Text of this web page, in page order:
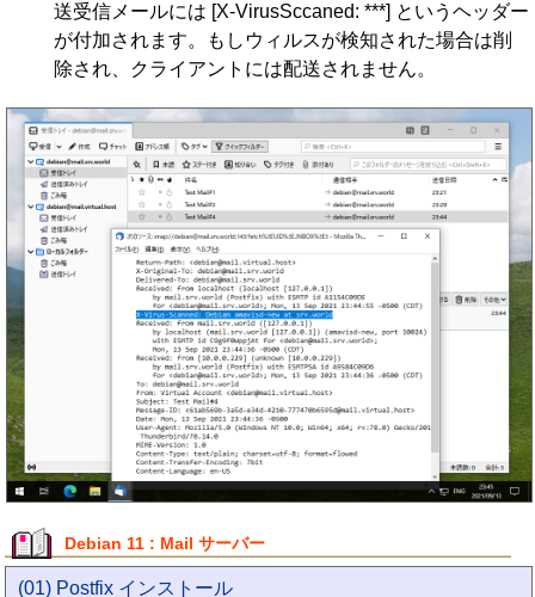
送受信メールには [X-VirusSccaned: ***] というヘッダー
が付加されます。もしウィルスが検知された場合は削
除され、クライアントには配送されません。
Debian 11 : Mail サーバー
(01) Postfix インストール